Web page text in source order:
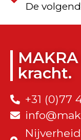
De
kracht.
+31 (0)77